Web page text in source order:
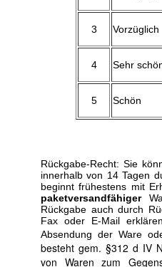
3 Vorzüglich
4 Sehr
5 Schön
Rückgabe-Recht: Sie
innerhalb von 14 Tagen
beginnt frühestens mit
paketversandfähiger
Rückgabe auch durch
Fax oder E-Mail
Absendung der Ware
besteht gem. §312 d IV
von Waren zum